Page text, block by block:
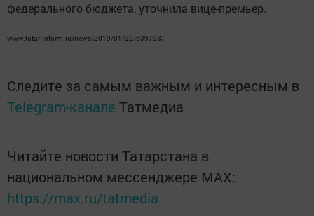
федерального бюджета, уточнила вице-премьер.
www.tatar-inform.ru/news/2019/01/22/639798/
Следите за самым важным и интересным в
Telegram-канале Татмедиа
Читайте новости Татарстана в
национальном мессенджере MАХ:
https://max.ru/tatmedia